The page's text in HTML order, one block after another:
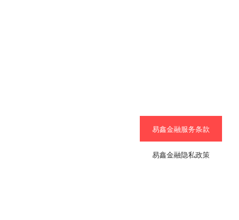
易鑫金融服务条款
易鑫金融隐私政策